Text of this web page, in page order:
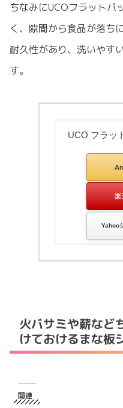
ちなみにUCOフラットパ
く、隙間から食品が落ち
耐久性があり、洗いやす
す。
UCO フラッ
楽
Yahoo
火バサミや薪など
けておけるまな板
関連